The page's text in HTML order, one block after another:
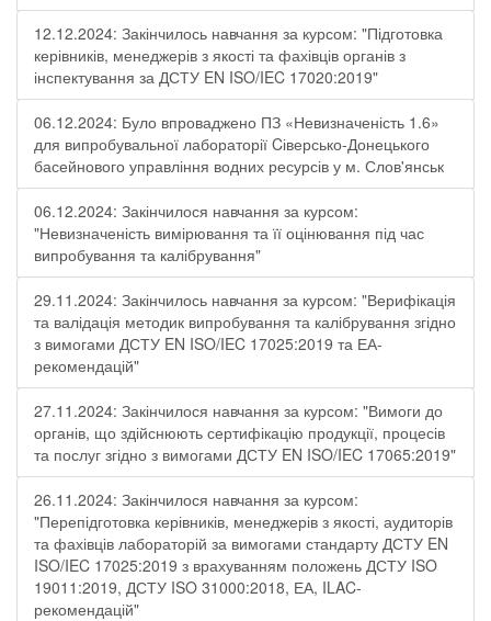
12.12.2024: Закінчилось навчання за курсом: "Підготовка
керівників, менеджерів з якості та фахівців органів з
інспектування за ДСТУ EN ISO/IEC 17020:2019"
06.12.2024: Було впроваджено ПЗ «Невизначеність 1.6»
для випробувальної лабораторії Cіверсько-Донецького
басейнового управління водних ресурсів у м. Слов'янськ
06.12.2024: Закінчилося навчання за курсом:
"Невизначеність вимірювання та її оцінювання під час
випробування та калібрування"
29.11.2024: Закінчилось навчання за курсом: "Верифікація
та валідація методик випробування та калібрування згідно
з вимогами ДСТУ EN ISO/IEC 17025:2019 та ЕА-
рекомендацій"
27.11.2024: Закінчилося навчання за курсом: "Вимоги до
органів, що здійснюють сертифікацію продукції, процесів
та послуг згідно з вимогами ДСТУ EN ISO/IEC 17065:2019"
26.11.2024: Закінчилося навчання за курсом:
"Перепідготовка керівників, менеджерів з якості, аудиторів
та фахівців лабораторій за вимогами стандарту ДСТУ EN
ISO/IEC 17025:2019 з врахуванням положень ДСТУ ISO
19011:2019, ДСТУ ISO 31000:2018, ЕА, ILAC-
рекомендацій"